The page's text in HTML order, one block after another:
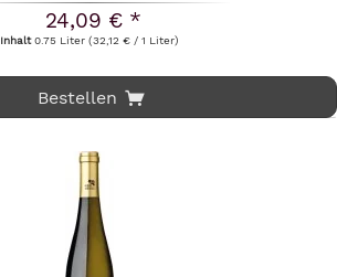
24,09 € *
Inhalt0.75 Liter(32,12 € / 1 Liter)
Bestellen